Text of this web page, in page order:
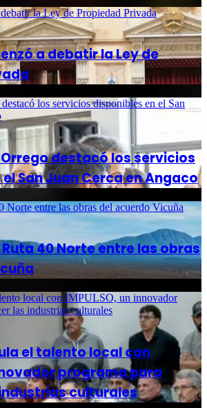
la Ley de Propiedad Privada
a debatir la Ley de
los servicios disponibles en el San
destacó los servicios
San Juan Cerca en Angaco
Norte entre las obras del acuerdo Vicuña
40 Norte entre las obras
local con IMPULSO, un innovador
las industrias culturales
el talento local con
programa para
culturales